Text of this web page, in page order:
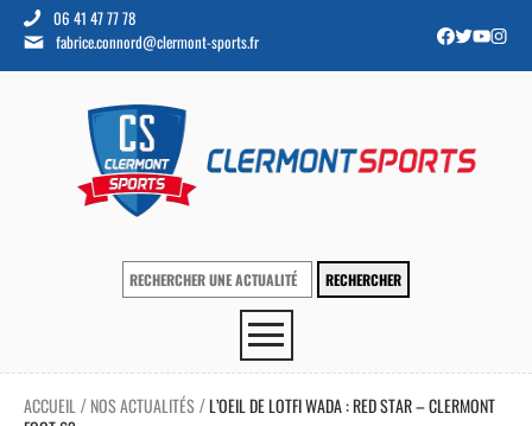
06 41 47 77 78
fabrice.connord@clermont-sports.fr
ACCUEIL / NOS ACTUALITÉS /L’OEIL DE LOTFI WADA : RED STAR – CLERMONT